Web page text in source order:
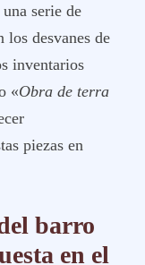
serie de
los desvanes de
inventarios
«Obra de terra
piezas en
barro
en el